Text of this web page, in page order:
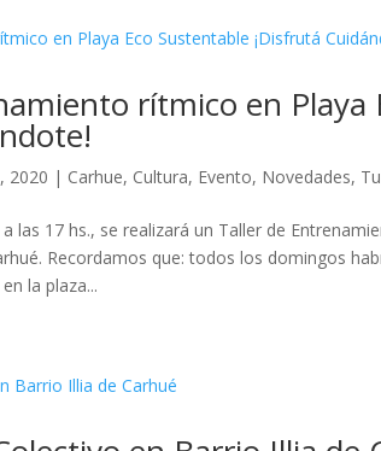
rítmico en Playa
2020 | Carhue, Cultura, Evento, Novedades,
las 17 hs., se realizará un Taller de
Recordamos que: todos los domingos
la plaza...